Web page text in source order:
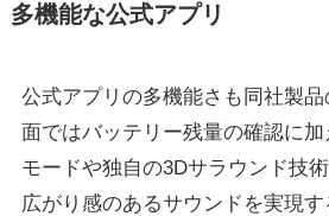
多機能な公式アプリ
公式アプリの多機能さも同社製
面ではバッテリー残量の確認に
モードや独自の3Dサラウンド技
広がり感のあるサウンドを実現